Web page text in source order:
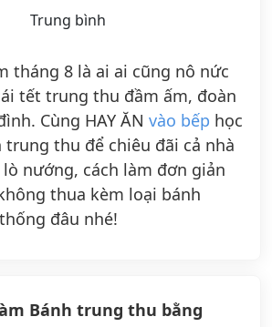
Trung bình
tháng 8 là ai ai cũng nô nức
tết trung thu đầm ấm, đoàn
Cùng HAY ĂN vào bếp học
trung thu để chiêu đãi cả nhà
nướng, cách làm đơn giản
thua kèm loại bánh
đâu nhé!
Bánh trung thu bằng